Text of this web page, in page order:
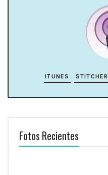
ITUNES STITCHER
Fotos Recientes